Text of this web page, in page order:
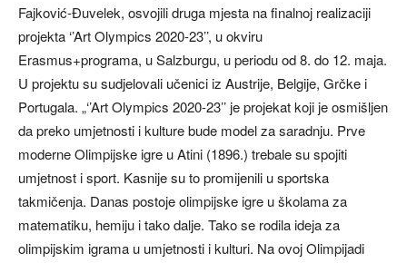
Fajković-Đuvelek, osvojili druga mjesta na finalnoj realizaciji
projekta ‘’Art Olympics 2020-23’’, u okviru
Erasmus+programa, u Salzburgu, u periodu od 8. do 12. maja.
U projektu su sudjelovali učenici iz Austrije, Belgije, Grčke i
Portugala. „‘’Art Olympics 2020-23’’ je projekat koji je osmišljen
da preko umjetnosti i kulture bude model za saradnju. Prve
moderne Olimpijske igre u Atini (1896.) trebale su spojiti
umjetnost i sport. Kasnije su to promijenili u sportska
takmičenja. Danas postoje olimpijske igre u školama za
matematiku, hemiju i tako dalje. Tako se rodila ideja za
olimpijskim igrama u umjetnosti i kulturi. Na ovoj Olimpijadi